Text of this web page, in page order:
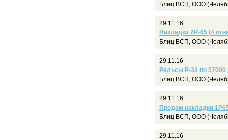
Блиц ВСП, ООО
29.11.16
Накладка 2Р-65 (4
Блиц ВСП, ООО
29.11.16
Рельсы Р-33 по 57000
Блиц ВСП, ООО
29.11.16
Продам накладки
Блиц ВСП, ООО
29.11.16